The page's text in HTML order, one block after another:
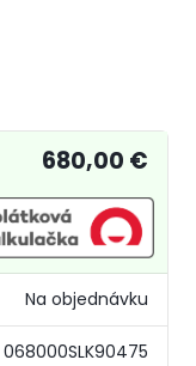
Na objednávku
068000SLK90475
680,00 €